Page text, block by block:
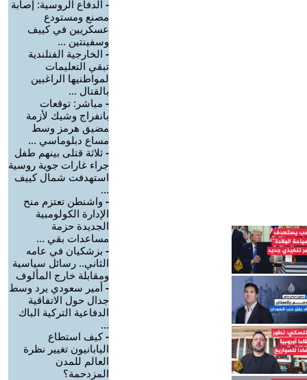
- الدفاع الروسية: إصابة
مصنع ومستودع
عسكريين في كييف
وسفينتين ...
- الخارجية الفنلندية
تبقي التعليمات
لمواطنيها الراغبين
بالقتال ...
- مباشر: توقعات
بانفراج وشيك لأزمة
مضيق هرمز وسط
مساع دبلوماسي ...
- ثلاثة قتلى بينهم طفل
جراء غارات جوية روسية
استهدفت شمال كييف
...
- واشنطن تعتزم منح
الإدارة الكولومبية
الجديدة حزمة
مساعدات بقي ...
- بزشكيان في عامه
الثاني.. رسائل سياسية
ومقابلة خارج المألوف
- أمير سعودي يرد وسط
جدال حول الاتفاقية
الدفاعية التركية الباك
...
-كيف استطاع
اليابانيون تغيير نظرة
العالم للمدن
المزدحمة؟